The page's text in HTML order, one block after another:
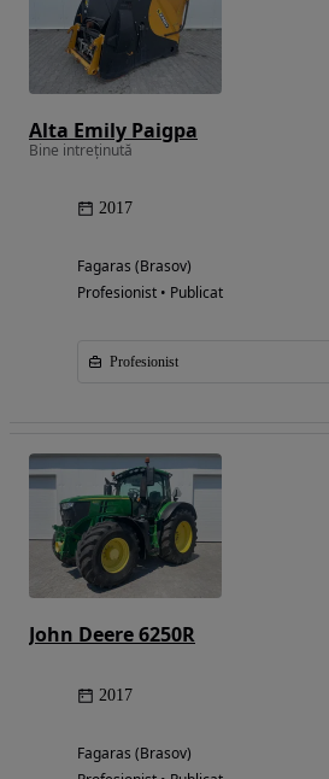
Alta Emily Paigpa
Bine intreținută
2017
Fagaras (Brasov)
Profesionist • Publicat
Profesionist
John Deere 6250R
2017
Fagaras (Brasov)